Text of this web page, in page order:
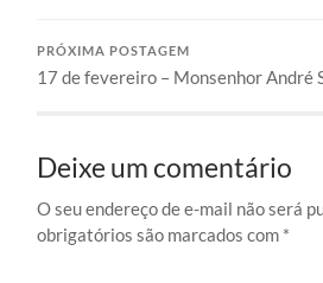
PRÓXIMA POSTAGEM
17 de fevereiro – Monsenhor André
Deixe um comentário
O seu endereço de e-mail não será
obrigatórios são marcados com *